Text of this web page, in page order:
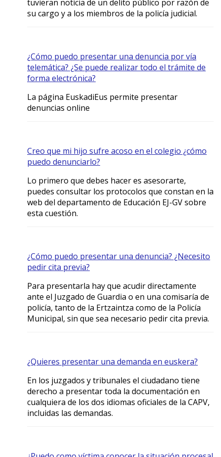
tuvieran noticia de un delito público por razón de
su cargo y a los miembros de la policía judicial.
¿Cómo puedo presentar una denuncia por vía
telemática? ¿Se puede realizar todo el trámite de
forma electrónica?
La página EuskadiEus permite presentar
denuncias online
Creo que mi hijo sufre acoso en el colegio ¿cómo
puedo denunciarlo?
Lo primero que debes hacer es asesorarte,
puedes consultar los protocolos que constan en la
web del departamento de Educación EJ-GV sobre
esta cuestión.
¿Cómo puedo presentar una denuncia? ¿Necesito
pedir cita previa?
Para presentarla hay que acudir directamente
ante el Juzgado de Guardia o en una comisaría de
policía, tanto de la Ertzaintza como de la Policía
Municipal, sin que sea necesario pedir cita previa.
¿Quieres presentar una demanda en euskera?
En los juzgados y tribunales el ciudadano tiene
derecho a presentar toda la documentación en
cualquiera de los dos idiomas oficiales de la CAPV,
incluidas las demandas.